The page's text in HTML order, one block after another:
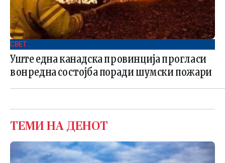
СВЕТ .
Уште една канадска провинција прогласи
вонредна состојба поради шумски пожари
ТЕМИ НА ДЕНОТ